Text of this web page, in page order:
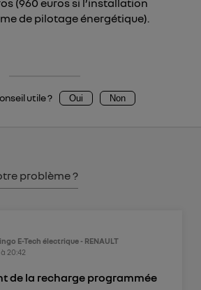
(960 euros si l’installation
de pilotage énergétique).
utile ? Oui Non
problème ?
E-Tech électrique - RENAULT
à 20:42
de la recharge programmée
le portail d’Utiq ("
gérer Utiq » en bas de ce site.
d'Utiq